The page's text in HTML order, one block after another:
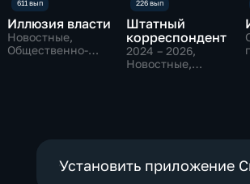
Иллюзия власти
Новостные,
Общественно-
Штатный
корреспондент
2024 – 2026,
Новостные,
Установить приложение